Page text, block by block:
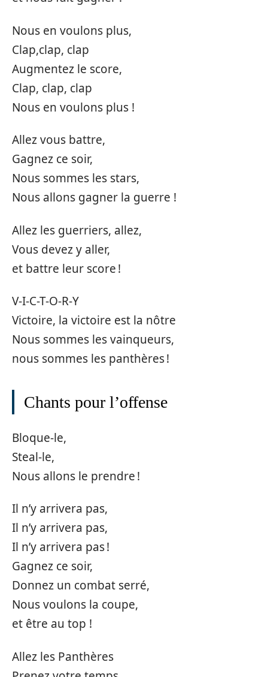
Nous en voulons plus,
Clap,clap, clap
Augmentez le score,
Clap, clap, clap
Nous en voulons plus !
Allez vous battre,
Gagnez ce soir,
Nous sommes les stars,
Nous allons gagner la guerre !
Allez les guerriers, allez,
Vous devez y aller,
et battre leur score !
V-I-C-T-O-R-Y
Victoire, la victoire est la nôtre
Nous sommes les vainqueurs,
nous sommes les panthères !
Chants pour l’offense
Bloque-le,
Steal-le,
Nous allons le prendre !
Il n’y arrivera pas,
Il n’y arrivera pas,
Il n’y arrivera pas !
Gagnez ce soir,
Donnez un combat serré,
Nous voulons la coupe,
et être au top !
Allez les Panthères